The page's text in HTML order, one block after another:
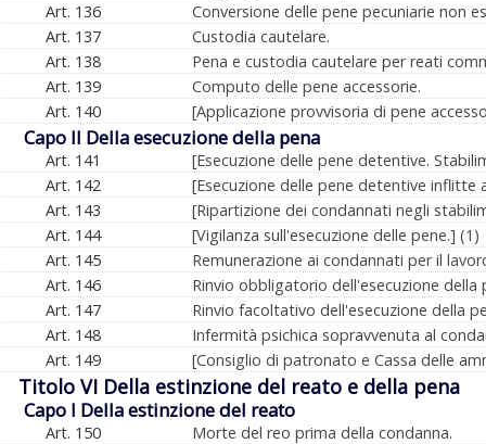
Art. 136
Conversione delle pene pecuniarie non
Art. 137
Custodia cautelare.
Art. 138
Pena e custodia cautelare per reati
Art. 139
Computo delle pene accessorie.
Art. 140
[Applicazione provvisoria di pene
Capo II Della esecuzione della pena
Art. 141
[Esecuzione delle pene detentive.
Art. 142
[Esecuzione delle pene detentive inflitte
Art. 143
[Ripartizione dei condannati negli
Art. 144
[Vigilanza sull'esecuzione delle pene.] (1)
Art. 145
Remunerazione ai condannati per il
Art. 146
Rinvio obbligatorio dell'esecuzione della
Art. 147
Rinvio facoltativo dell'esecuzione della
Art. 148
Infermità psichica sopravvenuta al
Art. 149
[Consiglio di patronato e Cassa delle
Titolo VI Della estinzione del reato e della pena
Capo I Della estinzione del reato
Art. 150
Morte del reo prima della condanna.